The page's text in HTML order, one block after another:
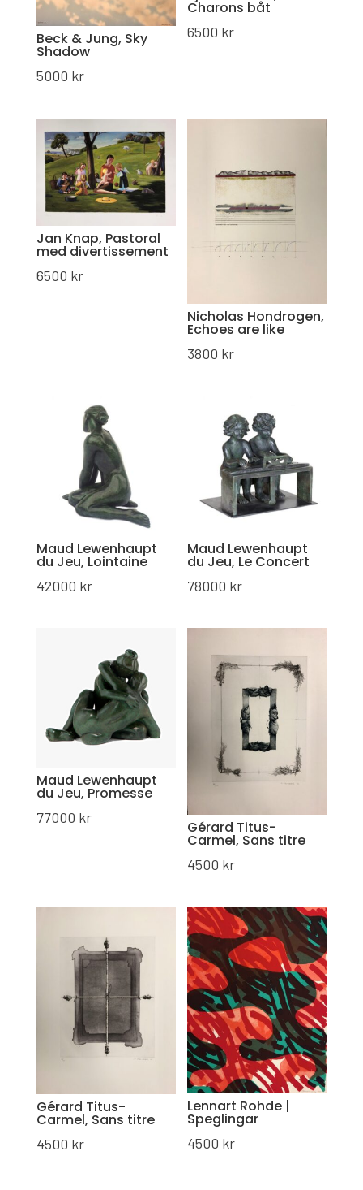
Beck & Jung, Sky
Shadow
5000 kr
Charons båt
6500 kr
Jan Knap, Pastoral
med divertissement
6500 kr
Nicholas Hondrogen,
Echoes are like
3800 kr
Maud Lewenhaupt
du Jeu, Lointaine
42000 kr
Maud Lewenhaupt
du Jeu, Le Concert
78000 kr
Maud Lewenhaupt
du Jeu, Promesse
77000 kr
Gérard Titus-
Carmel, Sans titre
4500 kr
Gérard Titus-
Carmel, Sans titre
4500 kr
Lennart Rohde |
Speglingar
4500 kr